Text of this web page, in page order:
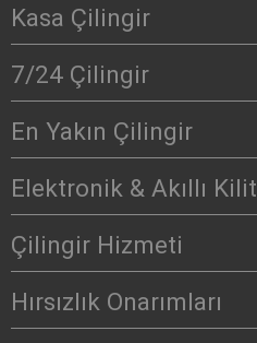
Kasa Çilingir
7/24 Çilingir
En Yakın Çilingir
Elektronik & Akıllı Kilit
Çilingir Hizmeti
Hırsızlık Onarımları